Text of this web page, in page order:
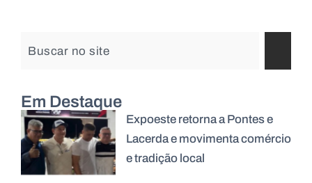
Em Destaque
Expoeste retorna a Pontes e
Lacerda e movimenta comércio
e tradição local